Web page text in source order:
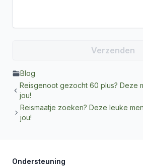
Blog
Reisgenoot gezocht 60 plus? Deze
jou!
Reismaatje zoeken? Deze leuke
jou!
Ondersteuning